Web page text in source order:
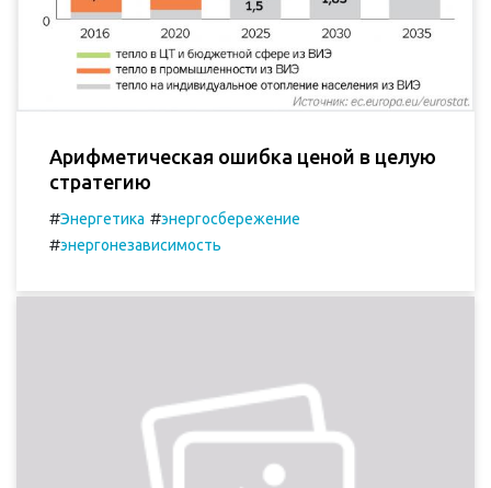
Арифметическая ошибка ценой в целую
стратегию
#Энергетика #энергосбережение
#энергонезависимость